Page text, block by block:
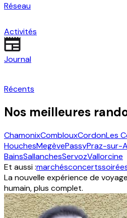
Réseau
Activités
Journal
Récents
Nos meilleures
ChamonixComblouxCordonLes
HouchesMegèvePassyPraz-sur-
BainsSallanchesServozVallorcine
Et aussi :marchésconcerts
La nouvelle expérience de
humain, plus complet.